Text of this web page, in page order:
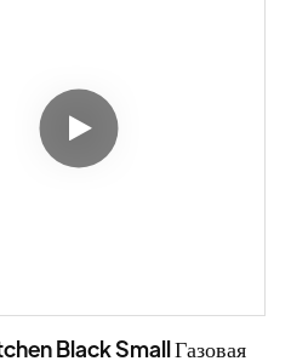
Black Small Газовая